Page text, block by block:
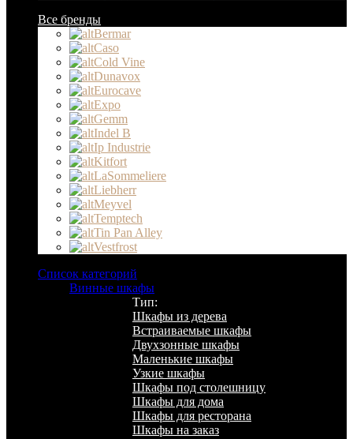
Все бренды
Bermar
Caso
Cold Vine
Dunavox
Eurocave
Expo
Gemm
Indel B
Ip Industrie
Kitfort
LaSommeliere
Liebherr
Meyvel
Temptech
Tin Pan Alley
Vestfrost
Список категорий
Винные шкафы
Тип:
Шкафы из дерева
Встраиваемые шкафы
Двухзонные шкафы
Маленькие шкафы
Узкие шкафы
Шкафы под столешницу
Шкафы для дома
Шкафы для ресторана
Шкафы на заказ